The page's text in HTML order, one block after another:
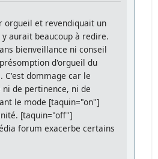
orgueil et revendiquait un
aurait beaucoup à redire.
bienveillance ni conseil
d'orgueil du
dommage car le
de pertinence, ni de
le mode [taquin="on"]
[taquin="off"]
forum exacerbe certains